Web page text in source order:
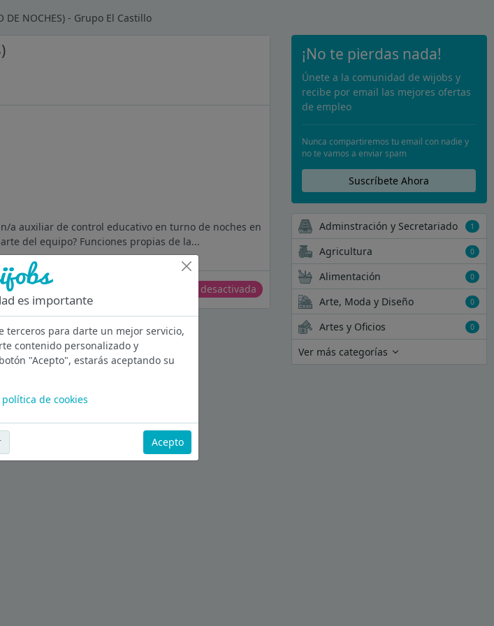
DE NOCHES) - Grupo El Castillo
a auxiliar de control educativo en turno de noches en
del equipo? Funciones propias de la...
Oferta desactivada
¡No te pierdas nada!
Únete a la comunidad de wijobs y
recibe por email las mejores ofertas
de empleo
Nunca compartiremos tu email con nadie y
no te vamos a enviar spam
Suscríbete Ahora
Adminstración y Secretariado 1
Agricultura 0
Alimentación 0
Arte, Moda y Diseño 0
Artes y Oficios 0
Ver más categorías
es importante
terceros para darte un mejor servicio,
contenido personalizado y
"Acepto", estarás aceptando su
política de cookies
Acepto